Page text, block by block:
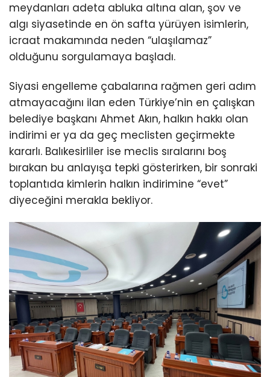
meydanları adeta abluka altına alan, şov ve
algı siyasetinde en ön safta yürüyen isimlerin,
icraat makamında neden “ulaşılamaz”
olduğunu sorgulamaya başladı.
Siyasi engelleme çabalarına rağmen geri adım
atmayacağını ilan eden Türkiye’nin en çalışkan
belediye başkanı Ahmet Akın, halkın hakkı olan
indirimi er ya da geç meclisten geçirmekte
kararlı. Balıkesirliler ise meclis sıralarını boş
bırakan bu anlayışa tepki gösterirken, bir sonraki
toplantıda kimlerin halkın indirimine “evet”
diyeceğini merakla bekliyor.